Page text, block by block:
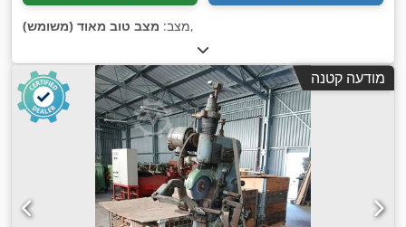
מצב: מצב טוב מאוד (משומש) ,
מודעה קטנה